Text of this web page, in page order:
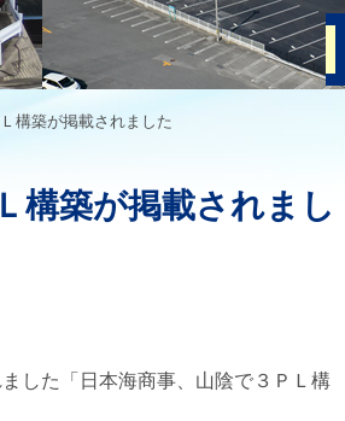
構築が掲載されました
構築が掲載されまし
した「日本海商事、山陰で３ＰＬ構